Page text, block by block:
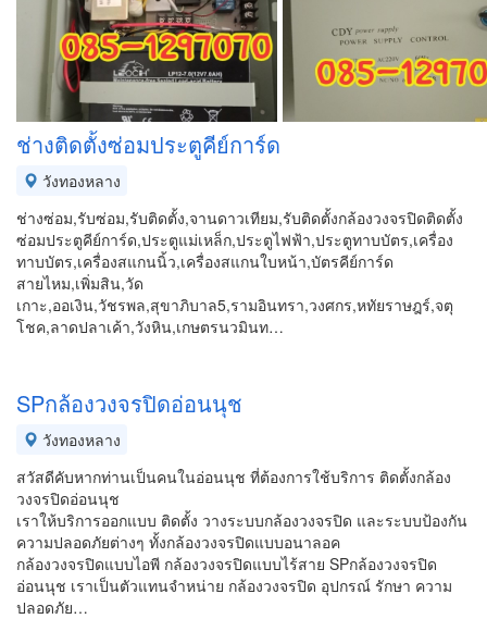
ช่างติดตั้งซ่อมประตูคีย์การ์ด
วังทองหลาง
ช่างซ่อม,รับซ่อม,รับติดตั้ง,จานดาวเทียม,รับติดตั้งกล้องวงจรปิดติดตั้ง
ซ่อมประตูคีย์การ์ด,ประตูแม่เหล็ก,ประตูไฟฟ้า,ประตูทาบบัตร,เครื่อง
ทาบบัตร,เครื่องสแกนนิ้ว,เครื่องสแกนใบหน้า,บัตรคีย์การ์ด
สายไหม,เพิ่มสิน,วัด
เกาะ,ออเงิน,วัชรพล,สุขาภิบาล5,รามอินทรา,วงศกร,หทัยราษฎร์,จตุ
โชค,ลาดปลาเค้า,วังหิน,เกษตรนวมินท…
SPกล้องวงจรปิดอ่อนนุช
วังทองหลาง
สวัสดีคับหากท่านเป็นคนในอ่อนนุช ที่ต้องการใช้บริการ ติดตั้งกล้อง
วงจรปิดอ่อนนุช
เราให้บริการออกแบบ ติดตั้ง วางระบบกล้องวงจรปิด และระบบป้องกัน
ความปลอดภัยต่างๆ ทั้งกล้องวงจรปิดแบบอนาลอค
กล้องวงจรปิดแบบไอพี กล้องวงจรปิดแบบไร้สาย SPกล้องวงจรปิด
อ่อนนุช เราเป็นตัวแทนจำหน่าย กล้องวงจรปิด อุปกรณ์ รักษา ความ
ปลอดภัย…